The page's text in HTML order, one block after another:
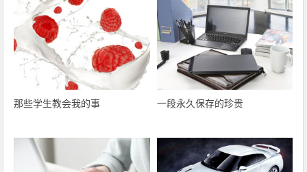
那些学生教会我的事 一段永久保存的珍贵